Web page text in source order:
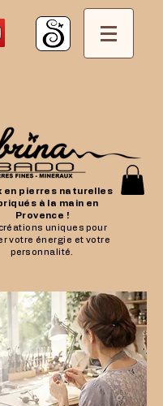
en pierres naturelles
à la main en
Provence !
uniques pour
votre énergie et votre
personnalité.